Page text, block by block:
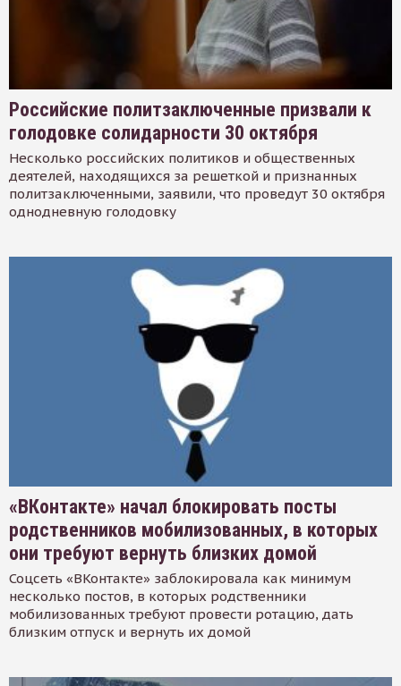
Российские политзаключенные призвали к
голодовке солидарности 30 октября
Несколько российских политиков и общественных
деятелей, находящихся за решеткой и признанных
политзаключенными, заявили, что проведут 30 октября
однодневную голодовку
«ВКонтакте» начал блокировать посты
родственников мобилизованных, в которых
они требуют вернуть близких домой
Соцсеть «ВКонтакте» заблокировала как минимум
несколько постов, в которых родственники
мобилизованных требуют провести ротацию, дать
близким отпуск и вернуть их домой